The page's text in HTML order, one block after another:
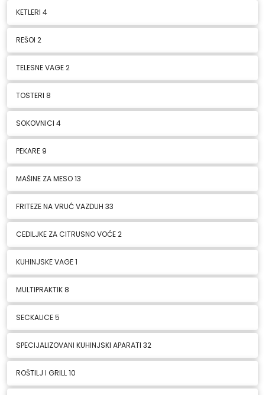
KETLERI 4
REŠOI 2
TELESNE VAGE2
TOSTERI 8
SOKOVNICI 4
PEKARE 9
MAŠINE ZA MESO13
FRITEZE NA VRUĆ VAZDUH 33
CEDILJKE ZA CITRUSNO VOĆE2
KUHINJSKE VAGE1
MULTIPRAKTIK8
SECKALICE5
SPECIJALIZOVANI KUHINJSKI APARATI 32
ROŠTILJ I GRILL10